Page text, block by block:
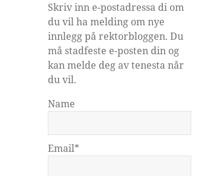
Skriv inn e-postadressa di om
du vil ha melding om nye
innlegg på rektorbloggen. Du
må stadfeste e-posten din og
kan melde deg av tenesta når
du vil.
Name
Email*